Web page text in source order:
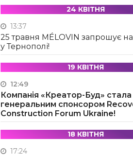
24 КВІТНЯ
13:37
25 травня MÉLOVIN запрошує
у Тернополі!
19 КВІТНЯ
12:49
Компанія «Креатор-Буд» стала
генеральним спонсором
Construction Forum Ukraine!
18 КВІТНЯ
17:24